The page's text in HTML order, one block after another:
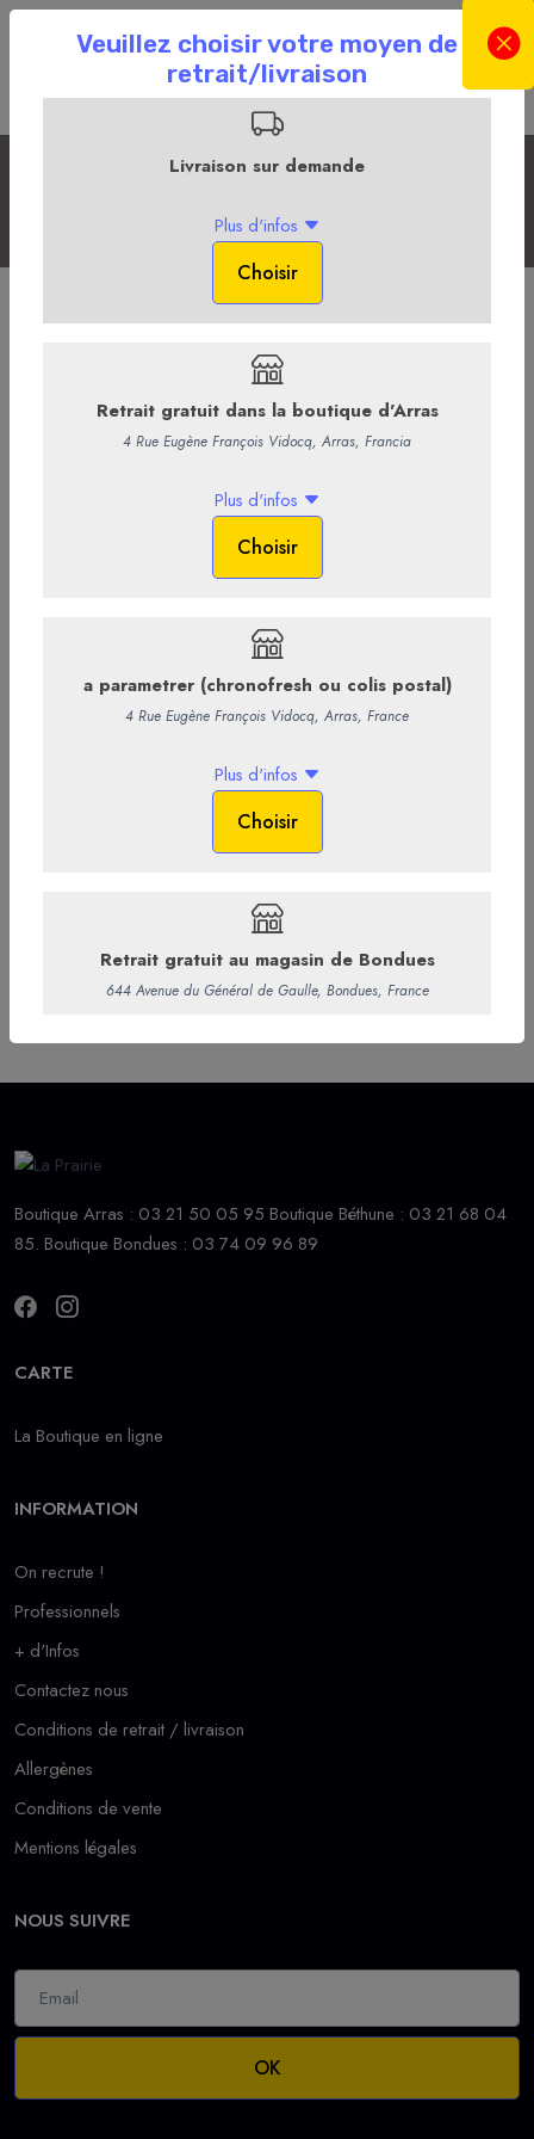
Les bières et cidres
La Boutique en ligne La Cave
Bière Voyage Voyage - Tandem
Voyage-Voyage, une bière blanche à 5% d’alcool et aux arômes
d’agrumes apportés par le houblon citra.
Commentaires
Infos supp.
Bouteille 75cl- 5%VOL
Boutique Arras : 03 21 50 05 95 Boutique Béthune : 03 21 68 04
85. Boutique Bondues : 03 74 09 96 89
CARTE
La Boutique en ligne
INFORMATION
On recrute !
Professionnels
+ d'Infos
Contactez nous
Conditions de retrait / livraison
Allergènes
Conditions de vente
Mentions légales
NOUS SUIVRE
OK